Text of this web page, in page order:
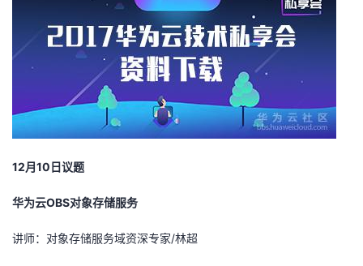
我
的
我
12月 10 日议题
华为云OBS对象存储服务
讲师：对象存储服务域资深专家/林超